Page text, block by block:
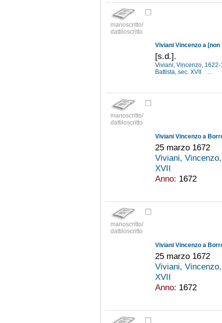
manoscritto/
dattiloscritto
Viviani Vincenzo a
[s.d.].
Viviani, Vincenzo,
Battista, sec. XVII
...
manoscritto/
dattiloscritto
Viviani Vincenzo a
25 marzo 1672
Viviani,
XVII
Anno: 1672
manoscritto/
dattiloscritto
Viviani Vincenzo a
25 marzo 1672
Viviani,
XVII
Anno: 1672